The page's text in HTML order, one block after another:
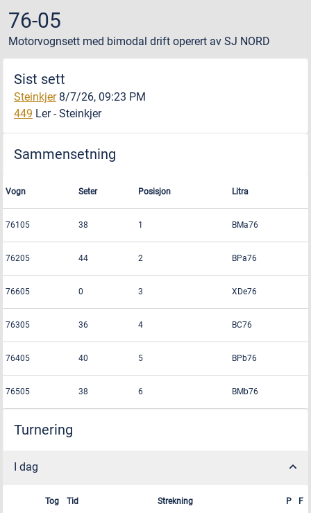
76-05
Motorvognsett med bimodal drift operert av SJ NORD
Sist sett
Steinkjer 8/7/26, 09:23 PM
449 Ler-Steinkjer
Sammensetning
Vogn Seter Posisjon Litra
76105 38 1 BMa76
76205 44 2 BPa76
76605 0 3 XDe76
76305 36 4 BC76
76405 40 5 BPb76
76505 38 6 BMb76
Turnering
I dag
Tog Tid Strekning P F